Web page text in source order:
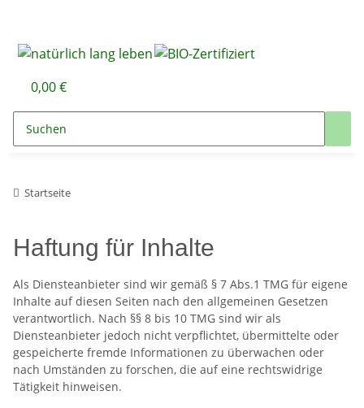
0,00 €
Startseite
Haftung für Inhalte
Als Diensteanbieter sind wir gemäß § 7 Abs.1 TMG für eigene
Inhalte auf diesen Seiten nach den allgemeinen Gesetzen
verantwortlich. Nach §§ 8 bis 10 TMG sind wir als
Diensteanbieter jedoch nicht verpflichtet, übermittelte oder
gespeicherte fremde Informationen zu überwachen oder
nach Umständen zu forschen, die auf eine rechtswidrige
Tätigkeit hinweisen.